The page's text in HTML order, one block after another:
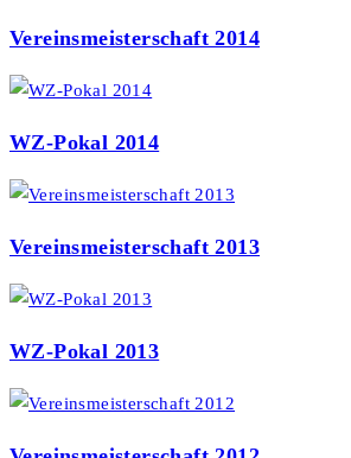
Vereinsmeisterschaft 2014
WZ-Pokal 2014
Vereinsmeisterschaft 2013
WZ-Pokal 2013